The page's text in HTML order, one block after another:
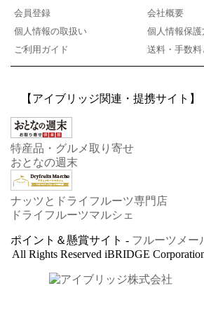
会員登録 会社概要
個人情報の取扱い
個人情報保護
ご利用ガイド
送料・手数料
【アイブリッジ関連・提携サイト】
特産品・グルメ取り寄せ
おとなの週末
ナッツとドライフルーツ専門店
ドライフルーツマルシェ
ポイント＆懸賞サイト - フルーツメー
All Rights Reserved iBRIDGE